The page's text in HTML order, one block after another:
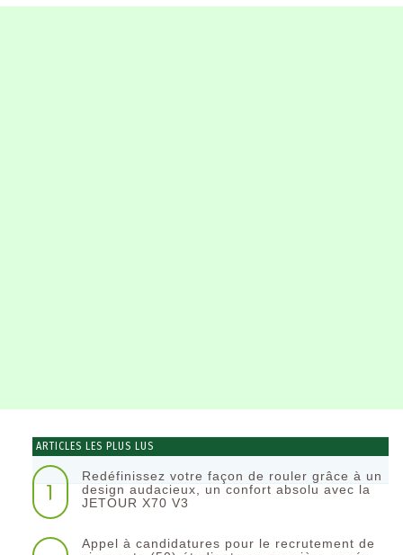
ARTICLES LES PLUS LUS
1
Redéfinissez votre façon de rouler grâce à un
design audacieux, un confort absolu avec la
JETOUR X70 V3
Appel à candidatures pour le recrutement de